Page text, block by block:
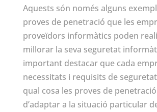
Aquests són només alguns
proves de penetració que les
proveïdors informàtics poden
millorar la seva seguretat
important destacar que cada
necessitats i requisits de
qual cosa les proves de penetració
d’adaptar a la situació particular